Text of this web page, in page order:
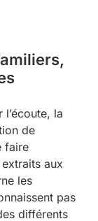
la
de
faire
aux
les
pas
différents